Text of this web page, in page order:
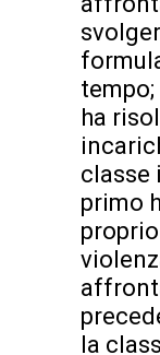
ha
classe
primo
la